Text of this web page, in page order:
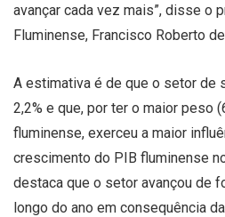
avançar cada vez mais”, disse o
Fluminense, Francisco Roberto
A estimativa é de que o setor de
2,2% e que, por ter o maior peso
fluminense, exerceu a maior
crescimento do PIB fluminense
destaca que o setor avançou de
longo do ano em consequência